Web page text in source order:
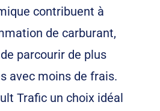
contribuent à
de carburant,
parcourir de plus
avec moins de frais.
Trafic un choix idéal